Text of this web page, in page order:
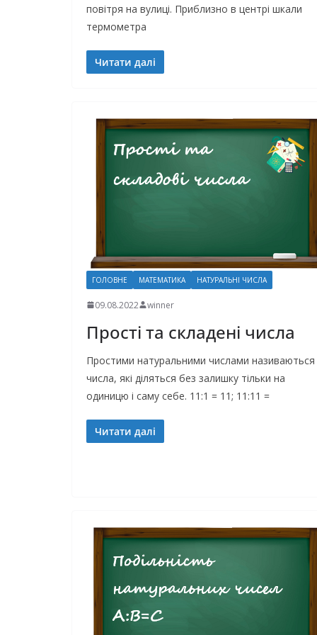
повітря на вулиці. Приблизно в центрі шкали
термометра
Читати далі
ГОЛОВНЕ МАТЕМАТИКА НАТУРАЛЬНІ ЧИСЛА
09.08.2022 winner
Прості та складені числа
Простими натуральними числами називаються
числа, які діляться без залишку тільки на
одиницю і саму себе. 11:1 = 11; 11:11 =
Читати далі